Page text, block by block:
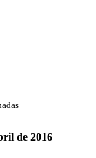
de 2016